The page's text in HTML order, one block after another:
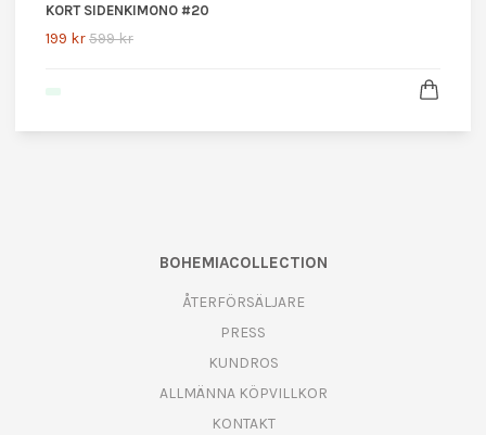
KORT SIDENKIMONO #20
199 kr599 kr
BOHEMIACOLLECTION
ÅTERFÖRSÄLJARE
PRESS
KUNDROS
ALLMÄNNA KÖPVILLKOR
KONTAKT